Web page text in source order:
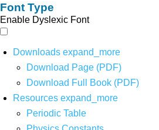
Font Type
Enable Dyslexic Font
Downloads expand_more
Download Page (PDF)
Download Full Book (PDF)
Resources expand_more
Periodic Table